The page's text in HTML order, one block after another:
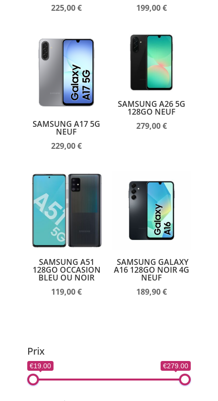
225,00€
199,00€
SAMSUNG A17 5G
NEUF
229,00€
SAMSUNG A26 5G
128GO NEUF
279,00€
SAMSUNG A51
128GO OCCASION
BLEU OU NOIR
119,00€
SAMSUNG GALAXY
A16 128GO NOIR 4G
NEUF
189,90€
Prix
€19.00 €279.00